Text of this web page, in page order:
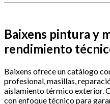
Baixens pintura y
rendimiento
Baixens ofrece un catálogo
profesional, masillas,
aislamiento térmico exterior.
con enfoque técnico para